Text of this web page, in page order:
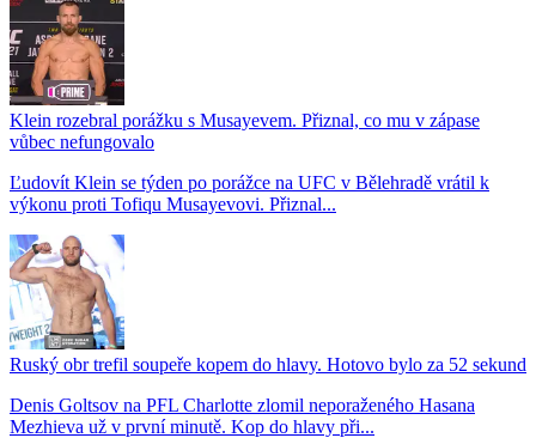
Klein rozebral porážku s Musayevem. Přiznal, co mu v zápase
vůbec nefungovalo
Ľudovít Klein se týden po porážce na UFC v Bělehradě vrátil k
výkonu proti Tofiqu Musayevovi. Přiznal...
Ruský obr trefil soupeře kopem do hlavy. Hotovo bylo za 52 sekund
Denis Goltsov na PFL Charlotte zlomil neporaženého Hasana
Mezhieva už v první minutě. Kop do hlavy při...